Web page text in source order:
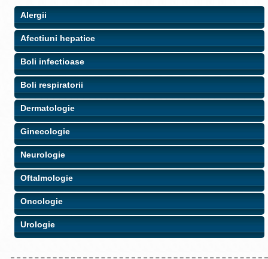
Alergii
Afectiuni hepatice
Boli infectioase
Boli respiratorii
Dermatologie
Ginecologie
Neurologie
Oftalmologie
Oncologie
Urologie